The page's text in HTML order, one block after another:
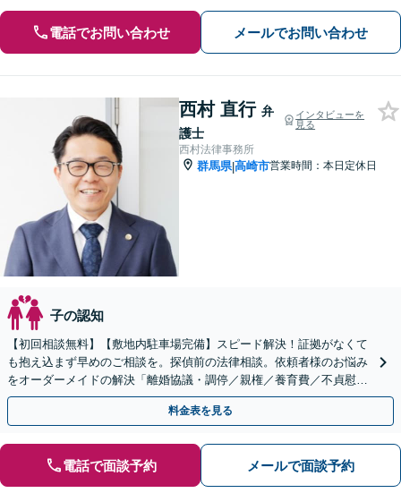
電話でお問い合わせ メールでお問い合わせ
西村 直行 弁
護士
インタビューを
見る
西村法律事務所
群馬県|高崎市営業時間：本日定休日
子の認知
【初回相談無料】【敷地内駐車場完備】スピード解決！証拠がなくて
も抱え込まず早めのご相談を。探偵前の法律相談。依頼者様のお悩み
をオーダーメイドの解決「離婚協議・調停／親権／養育費／不貞慰謝
料請求／認知など」【夜間相談可】【子連れ相談可】
料金表を見る
電話で面談予約 メールで面談予約